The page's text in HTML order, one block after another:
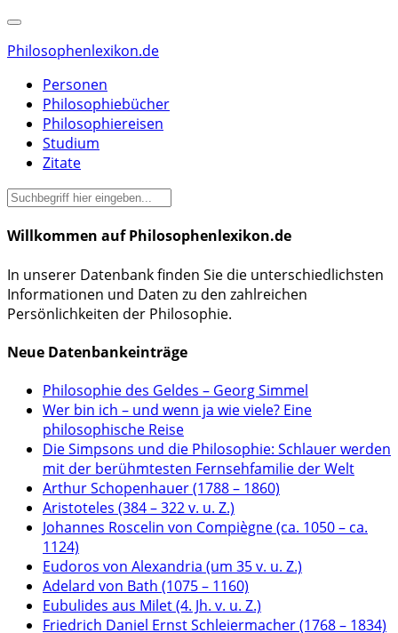
Philosophenlexikon.de
Personen
Philosophiebücher
Philosophiereisen
Studium
Zitate
Willkommen auf Philosophenlexikon.de
In unserer Datenbank finden Sie die unterschiedlichsten
Informationen und Daten zu den zahlreichen
Persönlichkeiten der Philosophie.
Neue Datenbankeinträge
Philosophie des Geldes – Georg Simmel
Wer bin ich – und wenn ja wie viele? Eine
philosophische Reise
Die Simpsons und die Philosophie: Schlauer werden
mit der berühmtesten Fernsehfamilie der Welt
Arthur Schopenhauer (1788 – 1860)
Aristoteles (384 – 322 v. u. Z.)
Johannes Roscelin von Compiègne (ca. 1050 – ca.
1124)
Eudoros von Alexandria (um 35 v. u. Z.)
Adelard von Bath (1075 – 1160)
Eubulides aus Milet (4. Jh. v. u. Z.)
Friedrich Daniel Ernst Schleiermacher (1768 – 1834)